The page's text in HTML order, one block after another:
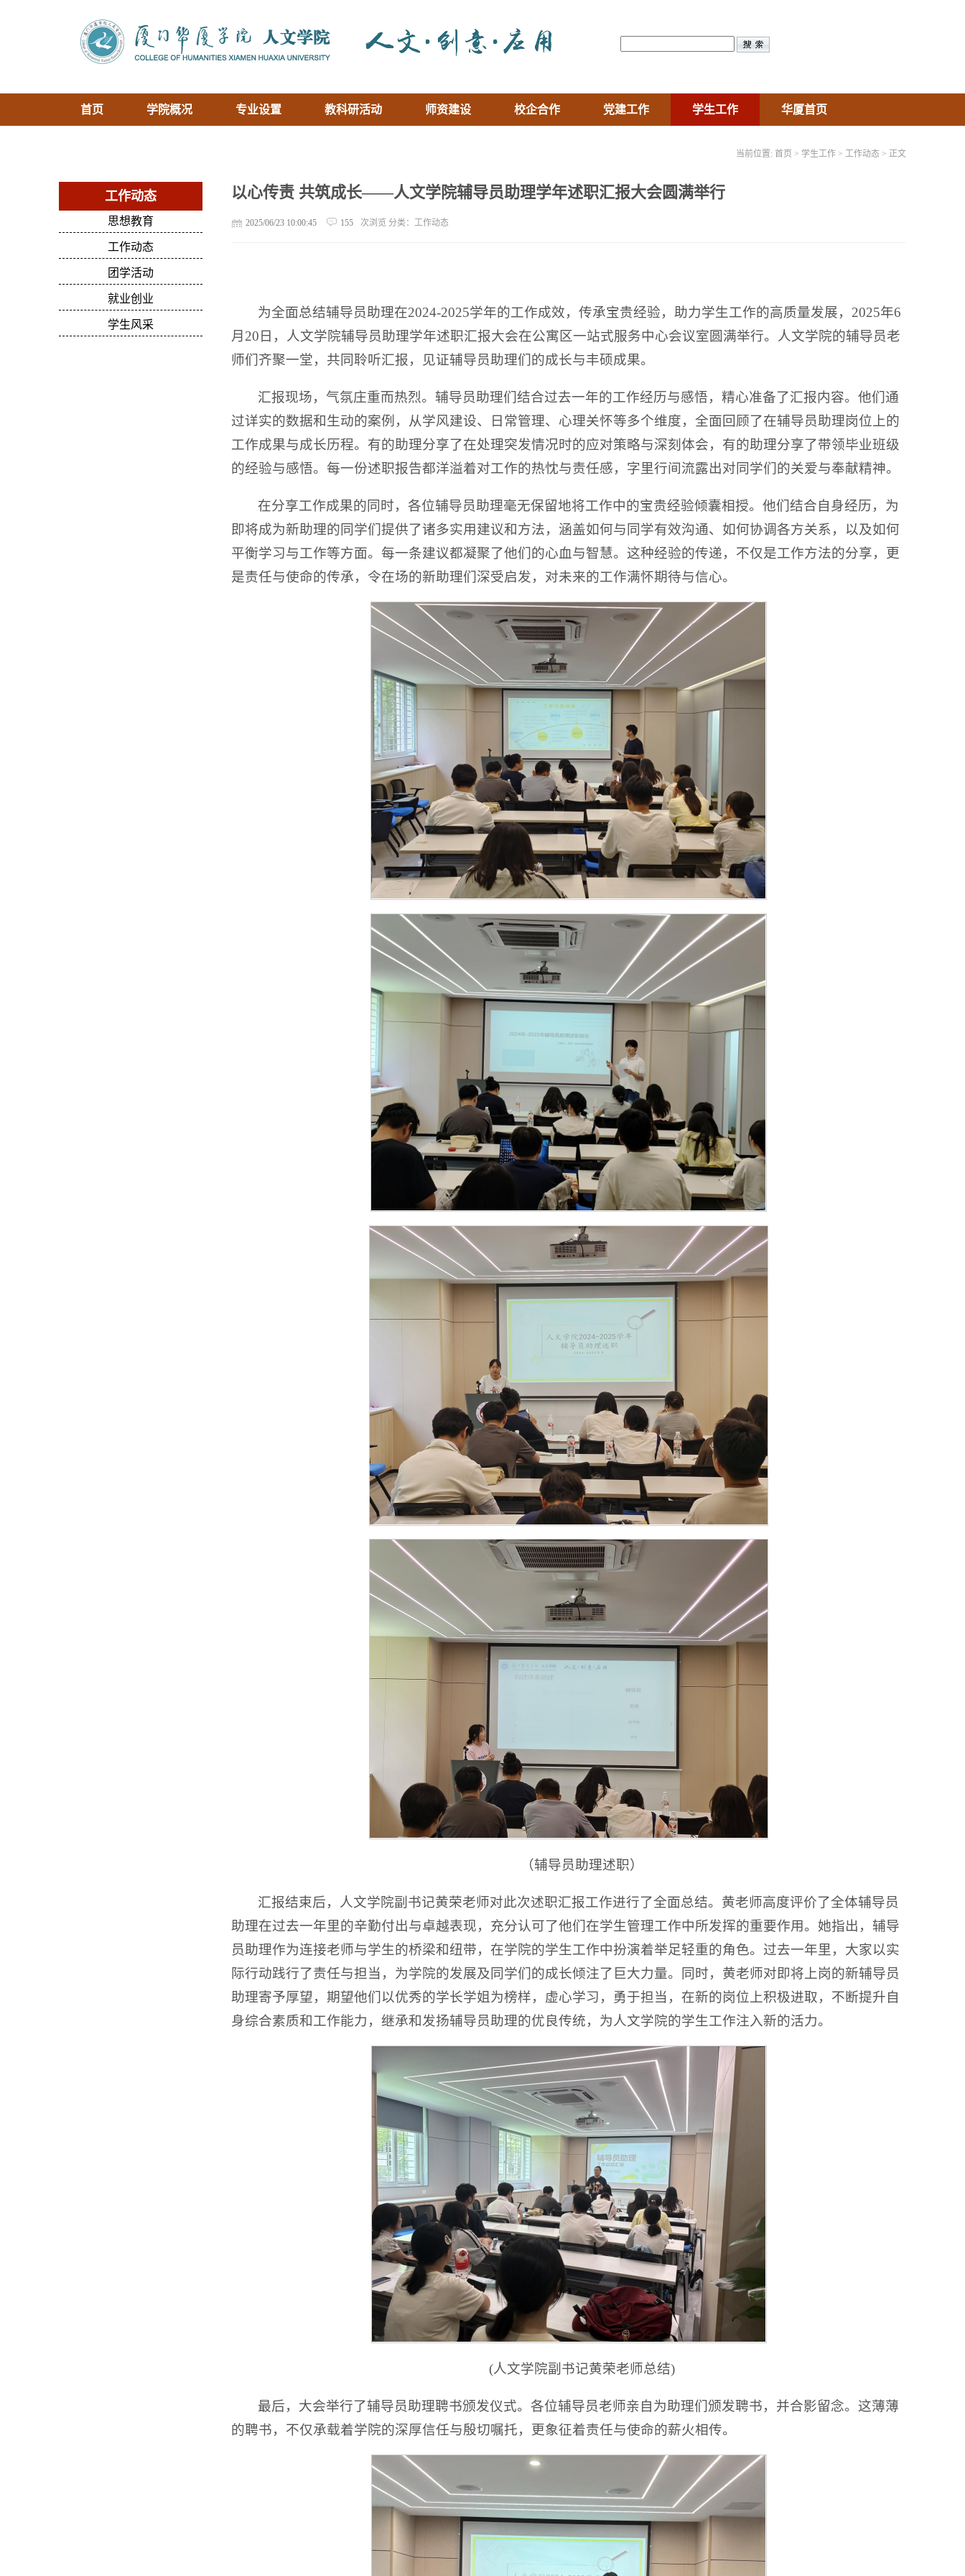
首页 学院概况 专业设置 教科研活动 师资建设 校企合作 党建工作 学生工作 华厦首页
当前位置: 首页 > 学生工作 > 工作动态 > 正文
工作动态
思想教育
工作动态
团学活动
就业创业
学生风采
以心传责 共筑成长——人文学院辅导员助理学年述职汇报大会圆满举行
2025/06/23 10:00:45 155 次浏览 分类：工作动态
为全面总结辅导员助理在2024-2025学年的工作成效，传承宝贵经验，助力学生工作的高质量发展，2025年6
月20日，人文学院辅导员助理学年述职汇报大会在公寓区一站式服务中心会议室圆满举行。人文学院的辅导员老
师们齐聚一堂，共同聆听汇报，见证辅导员助理们的成长与丰硕成果。
汇报现场，气氛庄重而热烈。辅导员助理们结合过去一年的工作经历与感悟，精心准备了汇报内容。他们通
过详实的数据和生动的案例，从学风建设、日常管理、心理关怀等多个维度，全面回顾了在辅导员助理岗位上的
工作成果与成长历程。有的助理分享了在处理突发情况时的应对策略与深刻体会，有的助理分享了带领毕业班级
的经验与感悟。每一份述职报告都洋溢着对工作的热忱与责任感，字里行间流露出对同学们的关爱与奉献精神。
在分享工作成果的同时，各位辅导员助理毫无保留地将工作中的宝贵经验倾囊相授。他们结合自身经历，为
即将成为新助理的同学们提供了诸多实用建议和方法，涵盖如何与同学有效沟通、如何协调各方关系，以及如何
平衡学习与工作等方面。每一条建议都凝聚了他们的心血与智慧。这种经验的传递，不仅是工作方法的分享，更
是责任与使命的传承，令在场的新助理们深受启发，对未来的工作满怀期待与信心。
（辅导员助理述职）
汇报结束后，人文学院副书记黄荣老师对此次述职汇报工作进行了全面总结。黄老师高度评价了全体辅导员
助理在过去一年里的辛勤付出与卓越表现，充分认可了他们在学生管理工作中所发挥的重要作用。她指出，辅导
员助理作为连接老师与学生的桥梁和纽带，在学院的学生工作中扮演着举足轻重的角色。过去一年里，大家以实
际行动践行了责任与担当，为学院的发展及同学们的成长倾注了巨大力量。同时，黄老师对即将上岗的新辅导员
助理寄予厚望，期望他们以优秀的学长学姐为榜样，虚心学习，勇于担当，在新的岗位上积极进取，不断提升自
身综合素质和工作能力，继承和发扬辅导员助理的优良传统，为人文学院的学生工作注入新的活力。
(人文学院副书记黄荣老师总结)
最后，大会举行了辅导员助理聘书颁发仪式。各位辅导员老师亲自为助理们颁发聘书，并合影留念。这薄薄
的聘书，不仅承载着学院的深厚信任与殷切嘱托，更象征着责任与使命的薪火相传。